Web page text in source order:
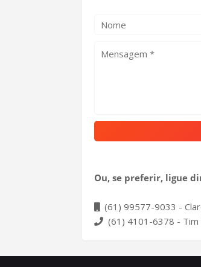
Ou, se preferir, ligue
(61) 99577-9033 -
(61) 4101-6378 - Tim